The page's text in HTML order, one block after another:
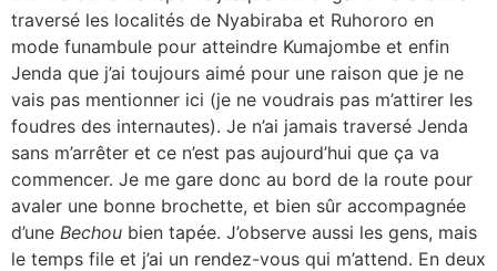
traversé les localités de Nyabiraba et Ruhororo en
mode funambule pour atteindre Kumajombe et enfin
Jenda que j’ai toujours aimé pour une raison que je ne
vais pas mentionner ici (je ne voudrais pas m’attirer les
foudres des internautes). Je n’ai jamais traversé Jenda
sans m’arrêter et ce n’est pas aujourd’hui que ça va
commencer. Je me gare donc au bord de la route pour
avaler une bonne brochette, et bien sûr accompagnée
d’une Bechou bien tapée. J’observe aussi les gens, mais
le temps file et j’ai un rendez-vous qui m’attend. En deux